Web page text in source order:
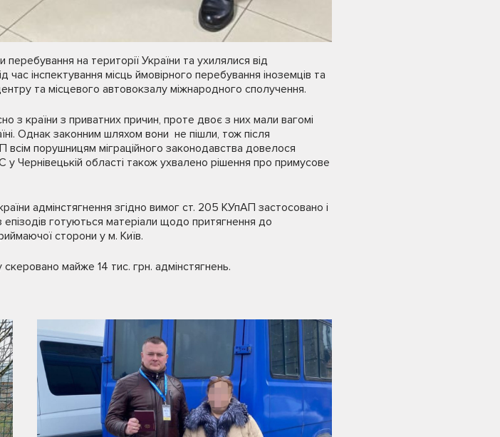
на території України та ухилялися від
час інспектування місць ймовірного перебування іноземців та
та місцевого автовокзалу міжнародного сполучення.
з країни з приватних причин, проте двоє з них мали вагомі
Однак законним шляхом вони не пішли, тож після
всім порушницям міграційного законодавства довелося
області також ухвалено рішення про примусове
адмінстягнення згідно вимог ст. 205 КУпАП застосовано і
готуються матеріали щодо притягнення до
сторони у м. Київ.
майже 14 тис. грн. адмінстягнень.